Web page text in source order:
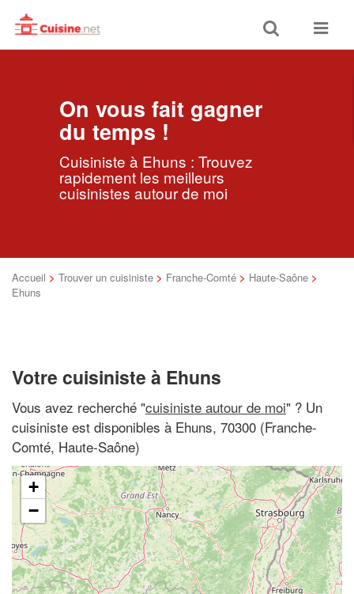
Toggle
search
Toggle
On vous fait gagner
du temps !
Cuisiniste à Ehuns : Trouvez
rapidement les meilleurs
cuisinistes autour de moi
Accueil > Trouver un cuisiniste > Franche-Comté > Haute-Saône >
Ehuns
Votre cuisiniste à Ehuns
Vous avez recherché "cuisiniste autour de moi" ? Un
cuisiniste est disponibles à Ehuns, 70300 (Franche-
Comté, Haute-Saône)
+
−